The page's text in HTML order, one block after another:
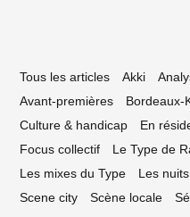
Tous les articles Akki
Avant-premières
Bordeaux-
Culture & handicap
En
Focus collectif
Le Type de
Les mixes du Type
Les
Scene city
Scène locale